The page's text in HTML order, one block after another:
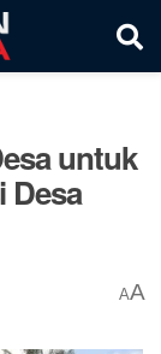
untuk
Desa
AA